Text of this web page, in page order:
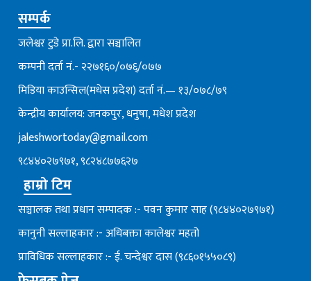
सम्पर्क
जलेश्वर टुडे प्रा.लि. द्वारा सञ्चालित
कम्पनी दर्ता नं.- २२७१६०/०७६्/०७७
मिडिया काउन्सिल(मधेस प्रदेश) दर्ता नं.— १३/०७८/७९
केन्द्रीय कार्यालय: जनकपुर, धनुषा, मधेश प्रदेश
jaleshwortoday@gmail.com
९८४४०२७९७१, ९८२४८७७६२७
हाम्रो टिम
सञ्चालक तथा प्रधान सम्पादक :- पवन कुमार साह (९८४४०२७९७१)
कानुनी सल्लाहकार :- अधिबक्ता कालेश्वर महतो
प्राविधिक सल्लाहकार :- ई. चन्देश्वर दास (९८६०१५५०८९)